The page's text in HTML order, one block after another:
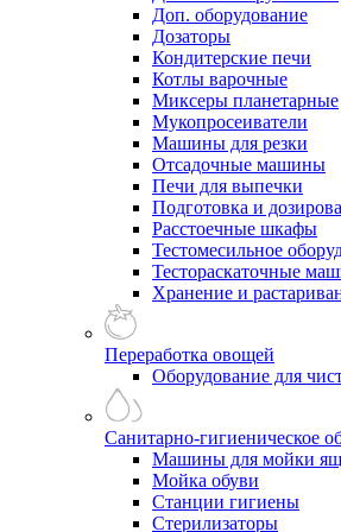
Доп. оборудование
Дозаторы
Кондитерские печи
Котлы варочные
Миксеры планетарные
Мукопросеиватели
Машины для резки
Отсадочные машины
Печи для выпечки
Подготовка и
Расстоечные шкафы
Тестомесильное
Тестораскаточные
Хранение и
Переработка овощей
Оборудование для
Санитарно-гигиеническое
Машины для мойки
Мойка обуви
Станции гигиены
Стерилизаторы